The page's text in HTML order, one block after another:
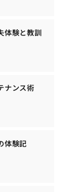
体験と教訓
ナンス術
体験記